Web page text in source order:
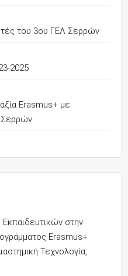
του 3ου ΓΕΛ Σερρών
2025
Erasmus+ με
Σερρών
Εκπαιδευτικών στην
Erasmus+
Τεχνολογία,